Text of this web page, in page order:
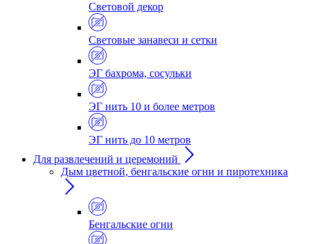
Световой декор
Световые занавеси и сетки
ЭГ бахрома, сосульки
ЭГ нить 10 и более метров
ЭГ нить до 10 метров
Для развлечений и церемоний
Дым цветной, бенгальские огни и пиротехника
Бенгальские огни